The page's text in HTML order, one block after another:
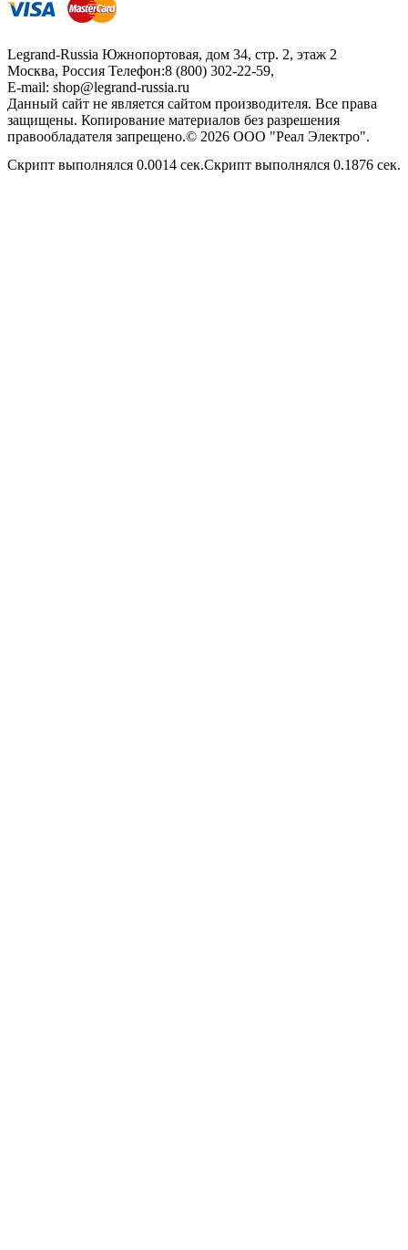
Legrand-Russia Южнопортовая, дом 34, стр. 2, этаж 2
Москва, Россия Телефон:8 (800) 302-22-59,
E-mail: shop@legrand-russia.ru
Данный сайт не является сайтом производителя. Все права
защищены. Копирование материалов без разрешения
правообладателя запрещено.© 2026 ООО "Реал Электро".
Скрипт выполнялся 0.0014 сек.Скрипт выполнялся 0.1876 сек.